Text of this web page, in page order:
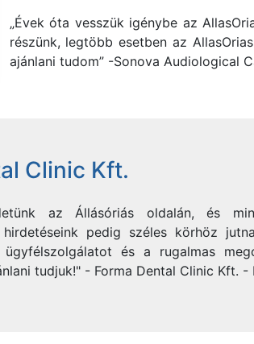
„Évek óta vesszük igénybe az
részünk, legtöbb esetben az
ajánlani tudom” -Sonova Audiological
Clinic Kft.
az Állásóriás oldalán, és
hirdetéseink pedig széles körhöz
és a rugalmas
tudjuk!" - Forma Dental Clinic Kft.